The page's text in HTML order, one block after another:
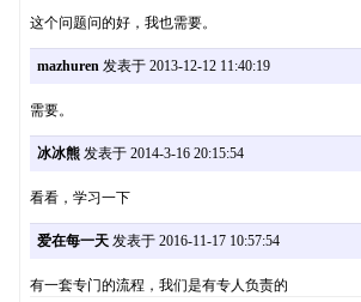
这个问题问的好，我也需要。
mazhuren发表于 2013-12-12 11:40:19
需要。
冰冰熊发表于 2014-3-16 20:15:54
看看，学习一下
爱在每一天发表于 2016-11-17 10:57:54
有一套专门的流程，我们是有专人负责的